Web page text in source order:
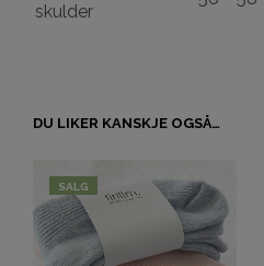
skulder
DU LIKER KANSKJE OGSÅ…
SALG